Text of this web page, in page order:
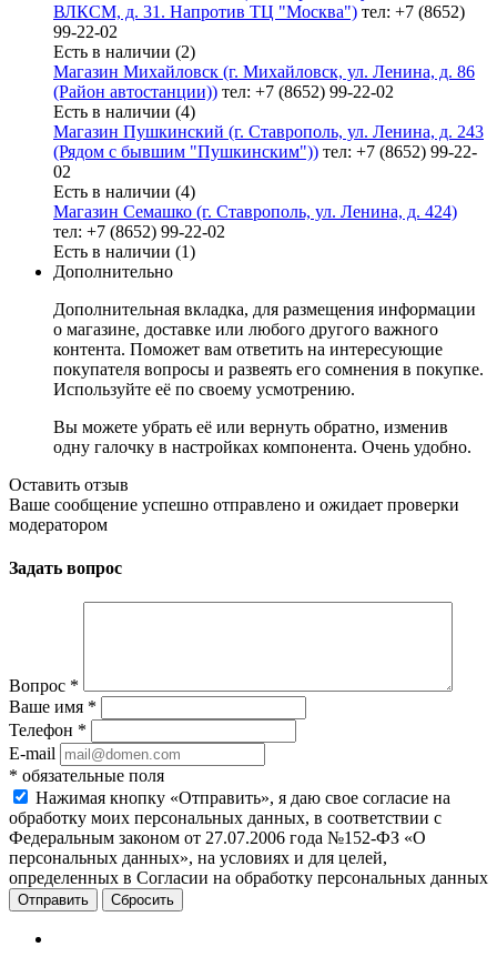
ВЛКСМ, д. 31. Напротив ТЦ "Москва") тел: +7 (8652)
99-22-02
Есть в наличии (2)
Магазин Михайловск (г. Михайловск, ул. Ленина, д. 86
(Район автостанции)) тел: +7 (8652) 99-22-02
Есть в наличии (4)
Магазин Пушкинский (г. Ставрополь, ул. Ленина, д. 243
(Рядом с бывшим "Пушкинским")) тел: +7 (8652) 99-22-
02
Есть в наличии (4)
Магазин Семашко (г. Ставрополь, ул. Ленина, д. 424)
тел: +7 (8652) 99-22-02
Есть в наличии (1)
Дополнительно
Дополнительная вкладка, для размещения информации
о магазине, доставке или любого другого важного
контента. Поможет вам ответить на интересующие
покупателя вопросы и развеять его сомнения в покупке.
Используйте её по своему усмотрению.
Вы можете убрать её или вернуть обратно, изменив
одну галочку в настройках компонента. Очень удобно.
Оставить отзыв
Ваше сообщение успешно отправлено и ожидает проверки
модератором
Задать вопрос
Вопрос *
Ваше имя *
Телефон *
E-mail
* обязательные поля
Нажимая кнопку «Отправить», я даю свое согласие на
обработку моих персональных данных, в соответствии с
Федеральным законом от 27.07.2006 года №152-ФЗ «О
персональных данных», на условиях и для целей,
определенных в Согласии на обработку персональных данных
Сбросить